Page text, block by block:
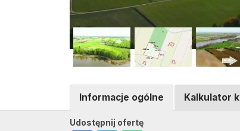
Udostępnij ofertę
Informacje ogólne Kalkulator